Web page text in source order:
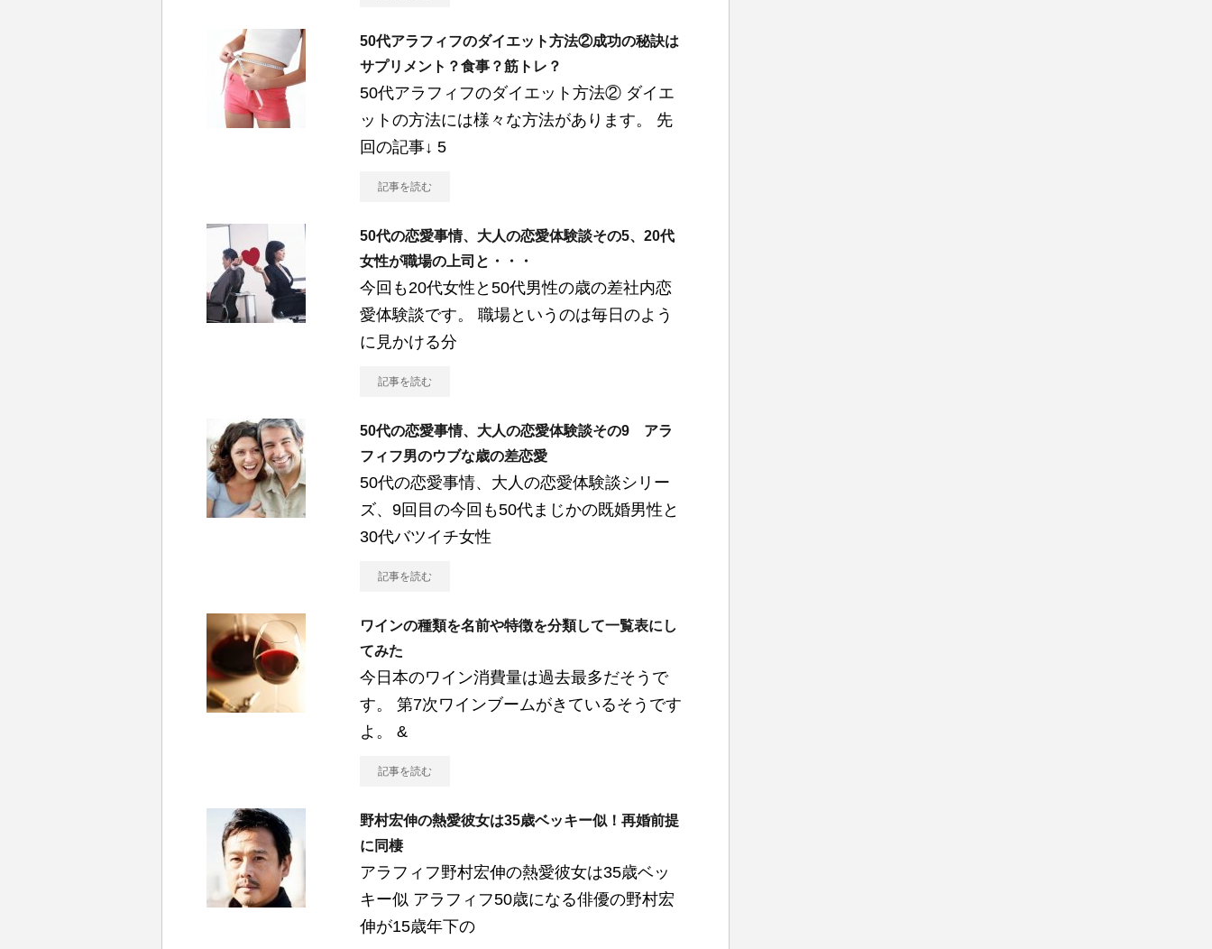
50代アラフィフのダイエット方法②成功の秘訣は
サプリメント？食事？筋トレ？
50代アラフィフのダイエット方法② ダイエ
ットの方法には様々な方法があります。 先
回の記事↓ 5
記事を読む
50代の恋愛事情、大人の恋愛体験談その5、20代
女性が職場の上司と・・・
今回も20代女性と50代男性の歳の差社内恋
愛体験談です。 職場というのは毎日のよう
に見かける分
記事を読む
50代の恋愛事情、大人の恋愛体験談その9 アラ
フィフ男のウブな歳の差恋愛
50代の恋愛事情、大人の恋愛体験談シリー
ズ、9回目の今回も50代まじかの既婚男性と
30代バツイチ女性
記事を読む
ワインの種類を名前や特徴を分類して一覧表にし
てみた
今日本のワイン消費量は過去最多だそうで
す。 第7次ワインブームがきているそうです
よ。 &
記事を読む
野村宏伸の熱愛彼女は35歳ベッキー似！再婚前提
に同棲
アラフィフ野村宏伸の熱愛彼女は35歳ベッ
キー似 アラフィフ50歳になる俳優の野村宏
伸が15歳年下の